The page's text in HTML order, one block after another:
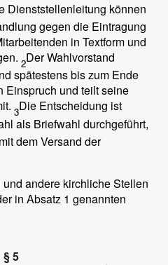
Dienststellenleitung können
gegen die Eintragung
in Textform und
2Der Wahlvorstand
spätestens bis zum Ende
Einspruch und teilt seine
3Die Entscheidung ist
als Briefwahl durchgeführt,
dem Versand der
andere kirchliche Stellen
in Absatz 1 genannten
§ 5